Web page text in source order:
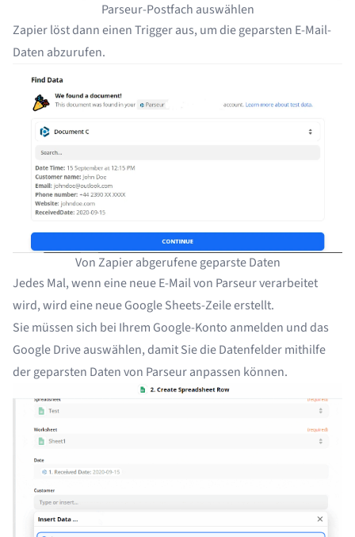
Parseur-Postfach auswählen
Zapier löst dann einen Trigger aus, um die geparsten E-Mail-
Daten abzurufen.
Von Zapier abgerufene geparste Daten
Jedes Mal, wenn eine neue E-Mail von Parseur verarbeitet
wird, wird eine neue Google Sheets-Zeile erstellt.
Sie müssen sich bei Ihrem Google-Konto anmelden und das
Google Drive auswählen, damit Sie die Datenfelder mithilfe
der geparsten Daten von Parseur anpassen können.